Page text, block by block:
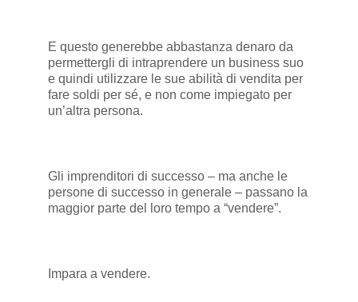
E questo generebbe abbastanza denaro da
permettergli di intraprendere un business suo
e quindi utilizzare le sue abilità di vendita per
fare soldi per sé, e non come impiegato per
un’altra persona.
Gli imprenditori di successo – ma anche le
persone di successo in generale – passano la
maggior parte del loro tempo a “vendere”.
Impara a vendere.